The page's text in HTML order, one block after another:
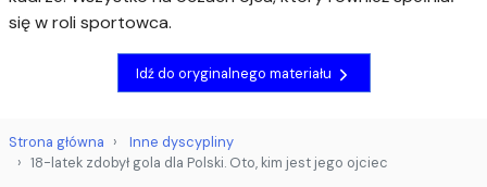
się w roli sportowca.
Idź do oryginalnego materiału
Strona główna
Inne dyscypliny
18-latek zdobył gola dla Polski. Oto, kim jest jego ojciec